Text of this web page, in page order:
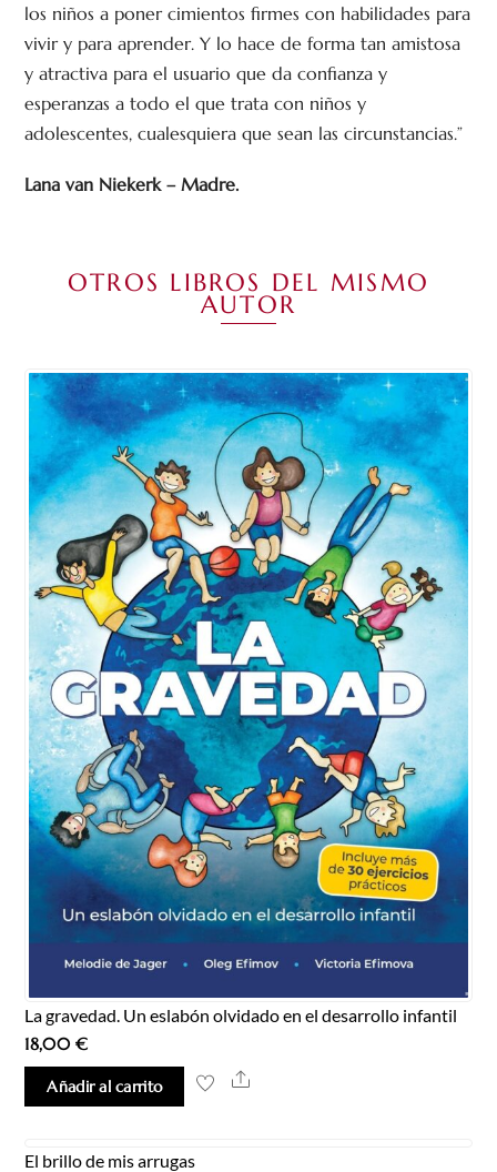
los niños a poner cimientos firmes con habilidades para
vivir y para aprender. Y lo hace de forma tan amistosa
y atractiva para el usuario que da confianza y
esperanzas a todo el que trata con niños y
adolescentes, cualesquiera que sean las circunstancias.”
Lana van Niekerk – Madre.
OTROS LIBROS DEL MISMO
AUTOR
La gravedad. Un eslabón olvidado en el desarrollo infantil
18,00€
Añadir al carrito Share
El brillo de mis arrugas